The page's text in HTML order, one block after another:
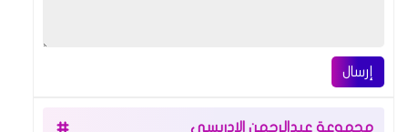
إرسال
مجموعة عبدالرحمن الإدريسي